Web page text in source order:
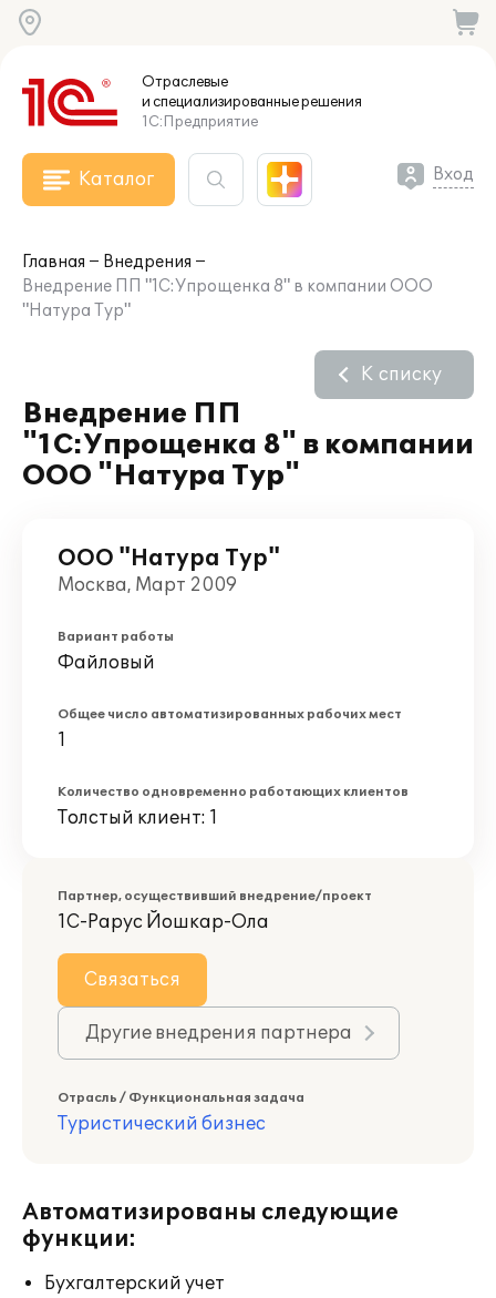
Отраслевые
и специализированныерешения
1С:Предприятие
Каталог Вход
Главная
Внедрения
Внедрение ПП "1С:Упрощенка 8" в компании ООО
"Натура Тур"
Внедрение ПП
"1С:Упрощенка 8" в компании
ООО "Натура Тур"
К списку
ООО "Натура Тур"
Москва, Март 2009
Вариант работы
Файловый
Общее число автоматизированных рабочих мест
1
Количество одновременно работающих клиентов
Толстый клиент: 1
Партнер, осуществивший внедрение/проект
1С-Рарус Йошкар-Ола
Связаться
Другие внедрения партнера
Отрасль / Функциональная задача
Туристический бизнес
Автоматизированы следующие
функции:
Бухгалтерский учет